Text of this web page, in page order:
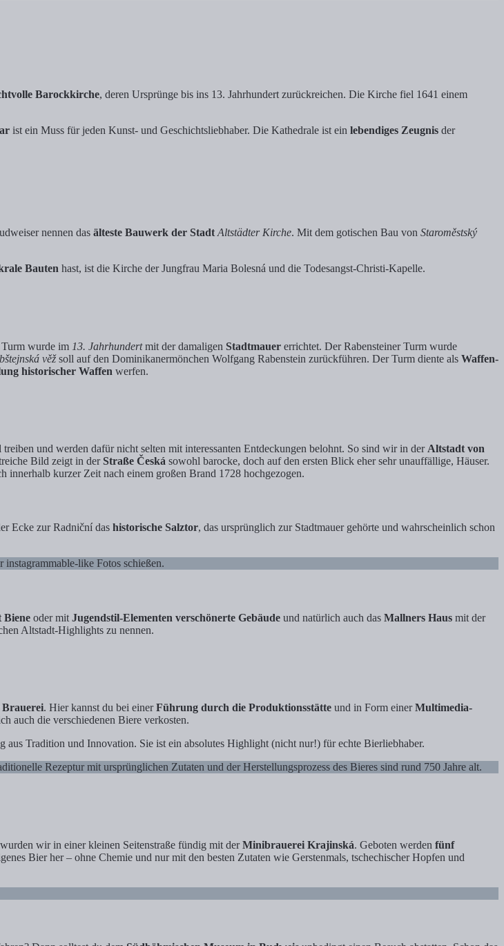
Barockkirche, deren Ursprünge bis ins 13. Jahrhundert zurückreichen. Die Kirche fiel 1641 einem
ist ein Muss für jeden Kunst- und Geschichtsliebhaber. Die Kathedrale ist ein lebendiges Zeugnis der
nennen das älteste Bauwerk der Stadt Altstädter Kirche. Mit dem gotischen Bau von Staroměstský
Bauten hast, ist die Kirche der Jungfrau Maria Bolesná und die Todesangst-Christi-Kapelle.
wurde im 13. Jahrhundertmit der damaligen Stadtmauer errichtet. Der Rabensteiner Turm wurde
věžsoll auf den Dominikanermönchen Wolfgang Rabenstein zurückführen. Der Turm diente als Waffen-
historischer Waffen werfen.
treiben und werden dafür nicht selten mit interessanten Entdeckungen belohnt. So sind wir in der Altstadt von
Bild zeigt in der Straße Česká sowohl barocke, doch auf den ersten Blick eher sehr unauffällige, Häuser.
kurzer Zeit nach einem großen Brand 1728 hochgezogen.
Ecke zur Radniční das historische Salztor, das ursprünglich zur Stadtmauer gehörte und wahrscheinlich schon
like Fotos schießen.
Biene oder mit Jugendstil-Elementen verschönerte Gebäude und natürlich auch das Mallners Haus mit der
Altstadt-Highlights zu nennen.
. Hier kannst du bei einerFührung durch die Produktionsstätte und in Form einerMultimedia-
auch die verschiedenen Biere verkosten.
aus Tradition und Innovation. Sie ist ein absolutes Highlight (nicht nur!) für echte Bierliebhaber.
Rezeptur mit ursprünglichen Zutaten und der Herstellungsprozess des Bieres sind rund 750 Jahre alt.
wir in einer kleinen Seitenstraße fündig mit derMinibrauerei Krajinská. Geboten werden fünf
Bier her – ohne Chemie und nur mit den besten Zutaten wie Gerstenmals, tschechischer Hopfen und